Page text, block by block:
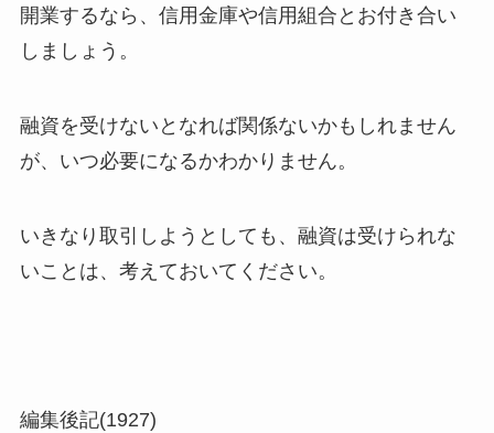
開業するなら、信用金庫や信用組合とお付き合い
しましょう。
融資を受けないとなれば関係ないかもしれません
が、いつ必要になるかわかりません。
いきなり取引しようとしても、融資は受けられな
いことは、考えておいてください。
編集後記(1927)